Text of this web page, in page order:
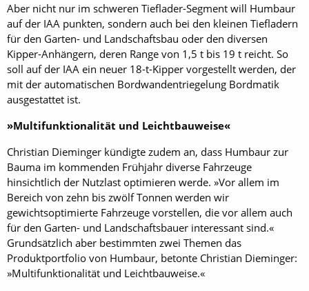
Aber nicht nur im schweren Tieflader-Segment will Humbaur
auf der IAA punkten, sondern auch bei den kleinen Tiefladern
für den Garten- und Landschaftsbau oder den diversen
Kipper-Anhängern, deren Range von 1,5 t bis 19 t reicht. So
soll auf der IAA ein neuer 18-t-Kipper vorgestellt werden, der
mit der automatischen Bordwandentriegelung Bordmatik
ausgestattet ist.
»Multifunktionalität und Leichtbauweise«
Christian Dieminger kündigte zudem an, dass Humbaur zur
Bauma im kommenden Frühjahr diverse Fahrzeuge
hinsichtlich der Nutzlast optimieren werde. »Vor allem im
Bereich von zehn bis zwölf Tonnen werden wir
gewichtsoptimierte Fahrzeuge vorstellen, die vor allem auch
für den Garten- und Landschaftsbauer interessant sind.«
Grundsätzlich aber bestimmten zwei Themen das
Produktportfolio von Humbaur, betonte Christian Dieminger:
»Multifunktionalität und Leichtbauweise.«